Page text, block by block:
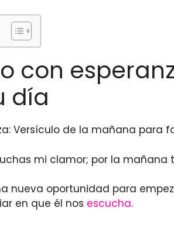
con
día
Versículo de la mañana para
mi clamor; por la mañana
nueva oportunidad para
en que él nos escucha.